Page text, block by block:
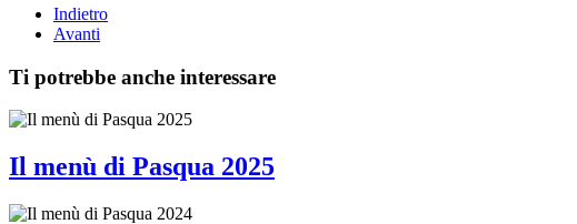
Indietro
Avanti
Ti potrebbe anche interessare
Il menù di Pasqua 2025